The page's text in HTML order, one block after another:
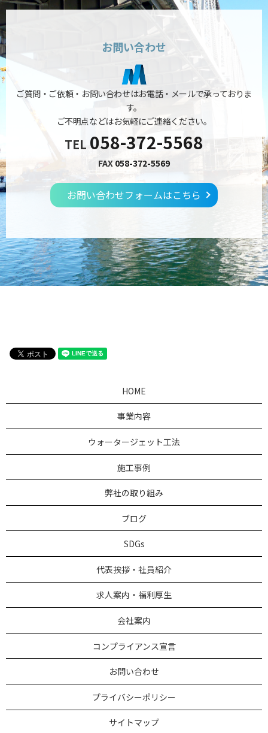
お問い合わせ
ご質問・ご依頼・お問い合わせはお電話・メールで承っておりま
す。
ご不明点などはお気軽にご連絡ください。
TEL 058-372-5568
FAX 058-372-5569
お問い合わせフォームはこちら
HOME
事業内容
ウォータージェット工法
施工事例
弊社の取り組み
ブログ
SDGs
代表挨拶・社員紹介
求人案内・福利厚生
会社案内
コンプライアンス宣言
お問い合わせ
プライバシーポリシー
サイトマップ